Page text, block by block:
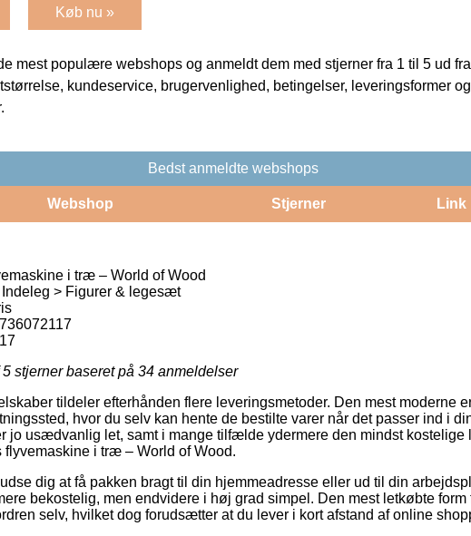
Køb nu »
mest populære webshops og anmeldt dem med stjerner fra 1 til 5 ud
kundeservice, brugervenlighed, betingelser, leveringsformer og
Bedst anmeldte webshops
Webshop Stjerner Link
i træ – World of Wood
Indeleg > Figurer & legesæt
stjerner baseret på 34 anmeldelser
tildeler efterhånden flere leveringsmetoder. Den mest moderne
hvor du selv kan hente de bestilte varer når det passer ind i
jo usædvanlig let, samt i mange tilfælde ydermere den mindst kostelige
flyvemaskine i træ – World of Wood.
dig at få pakken bragt til din hjemmeadresse eller ud til din
bekostelig, men endvidere i høj grad simpel. Den mest letkøbte form
selv, hvilket dog forudsætter at du lever i kort afstand af online